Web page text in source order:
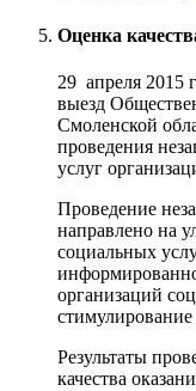
Оценка
29 апреля 2015
выезд
Смоленской
проведения
услуг
Проведение
направлено на
социальных
организаций
Результаты
качества